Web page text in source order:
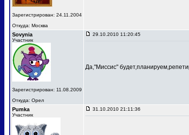
Зарегистрирован: 24.11.2004
Откуда: Москва
Sovynia
Участник
Зарегистрирован: 11.08.2009
Откуда: Орел
29.10.2010 11:20:45
Да,"Миссис"
Pumka
Участник
31.10.2010 21:11:36